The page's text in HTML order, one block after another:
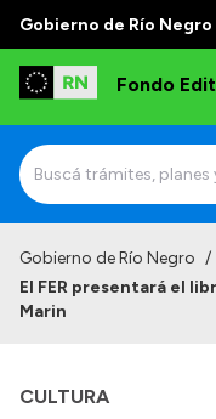
Gobierno de Río Negro
Fondo
Institucional
Autoridades
Gobierno de Río Negro /
El FER presentará el
Marin
CULTURA